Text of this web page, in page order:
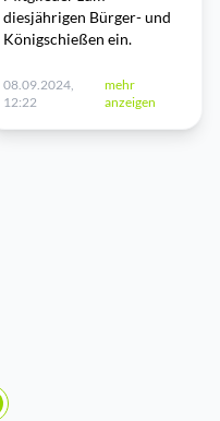
diesjährigen Bürger- und
Königschießen ein.
08.09.2024,
12:22
mehr
anzeigen